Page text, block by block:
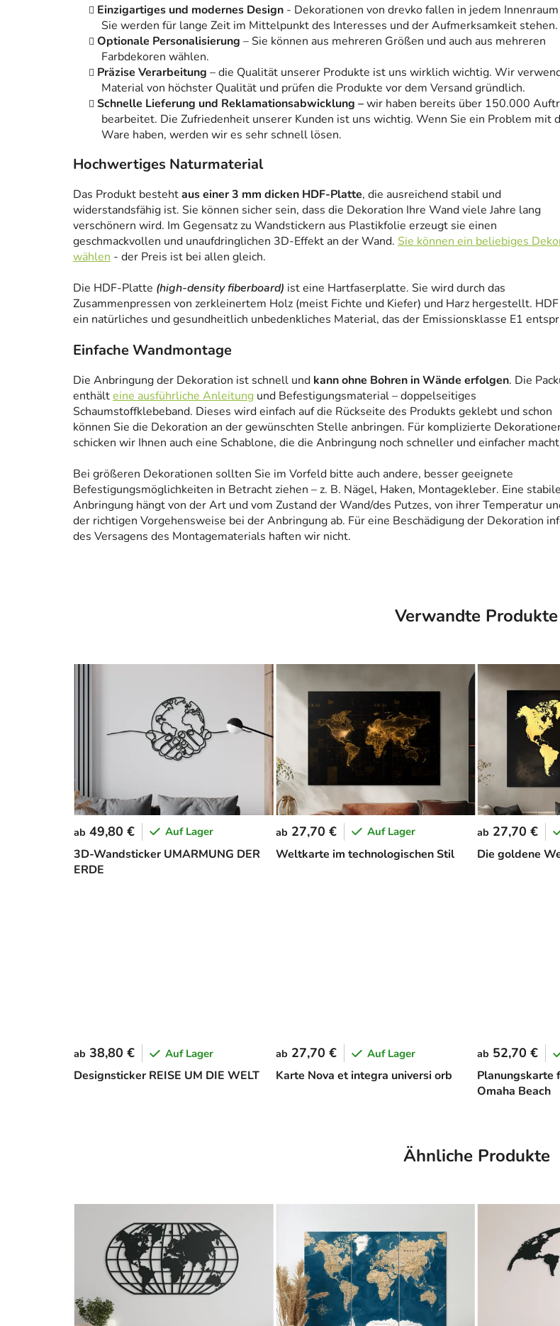
Einzigartiges und modernes Design - Dekorationen von drevko fallen in jedem Innenraum
Sie werden für lange Zeit im Mittelpunkt des Interesses und der Aufmerksamkeit stehen.
Optionale Personalisierung – Sie können aus mehreren Größen und auch aus mehreren
Farbdekoren wählen.
Präzise Verarbeitung – die Qualität unserer Produkte ist uns wirklich wichtig. Wir
Material von höchster Qualität und prüfen die Produkte vor dem Versand gründlich.
Schnelle Lieferung und Reklamationsabwicklung –wir haben bereits über 150.000
bearbeitet. Die Zufriedenheit unserer Kunden ist uns wichtig. Wenn Sie ein Problem mit
Ware haben, werden wir es sehr schnell lösen.
Hochwertiges Naturmaterial
Das Produkt bestehtaus einer 3 mm dicken HDF-Platte, die ausreichend stabil und
widerstandsfähig ist. Sie können sicher sein, dass die Dekoration Ihre Wand viele Jahre lang
verschönern wird. Im Gegensatz zu Wandstickern aus Plastikfolie erzeugt sie einen
geschmackvollen und unaufdringlichen 3D-Effekt an der Wand. Sie können ein beliebiges
wählen - der Preis ist bei allen gleich.
Die HDF-Platte (high-density fiberboard) ist eine Hartfaserplatte. Sie wird durch das
Zusammenpressen von zerkleinertem Holz (meist Fichte und Kiefer) und Harz hergestellt.
ein natürliches und gesundheitlich unbedenkliches Material, das der Emissionsklasse E1
Einfache Wandmontage
Die Anbringung der Dekoration ist schnell und kann ohne Bohren in Wände erfolgen. Die
enthälteine ausführliche Anleitung und Befestigungsmaterial – doppelseitiges
Schaumstoffklebeband. Dieses wird einfach auf die Rückseite des Produkts geklebt und schon
können Sie die Dekoration an der gewünschten Stelle anbringen. Für komplizierte
schicken wir Ihnen auch eine Schablone, die die Anbringung noch schneller und einfacher
Bei größeren Dekorationen sollten Sie im Vorfeld bitte auch andere, besser geeignete
Befestigungsmöglichkeiten in Betracht ziehen – z. B. Nägel, Haken, Montagekleber. Eine stabile
Anbringung hängt von der Art und vom Zustand der Wand/des Putzes, von ihrer Temperatur
der richtigen Vorgehensweise bei der Anbringung ab. Für eine Beschädigung der Dekoration
des Versagens des Montagematerials haften wir nicht.
Verwandte Produkte
3D-Wandsticker UMARMUNG DER
ERDE
ab 49,80 € Auf Lager
Weltkarte im technologischen Stil
ab 27,70 € Auf Lager
Die goldene
ab 27,70 €
Designsticker REISE UM DIE WELT
ab 38,80 € Auf Lager
Karte Nova et integra universi orb
ab 27,70 € Auf Lager
Planungskarte
Omaha Beach
ab 52,70 €
Ähnliche Produkte